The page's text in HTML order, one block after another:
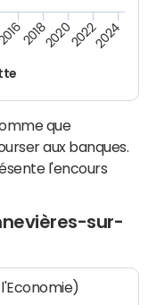
2018202020222024
que
aux banques.
l'encours
sur-